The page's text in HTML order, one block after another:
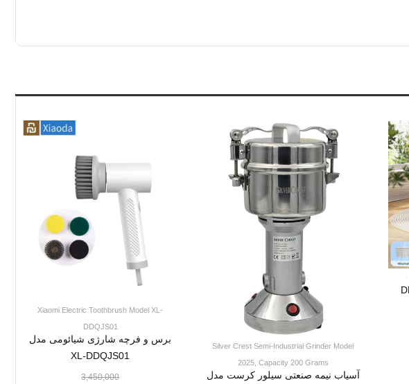
Silver Crest Semi-Industrial Grinder Model
2025, Capacity 200 Grams
آسیاب نیمه صنعتی سیلور کرست مدل
Xiaomi Electric Toothbrush Model XL-
DDQJS01
برس و فرچه شارژی شیائومی مدل
XL-DDQJS01
3,450,000